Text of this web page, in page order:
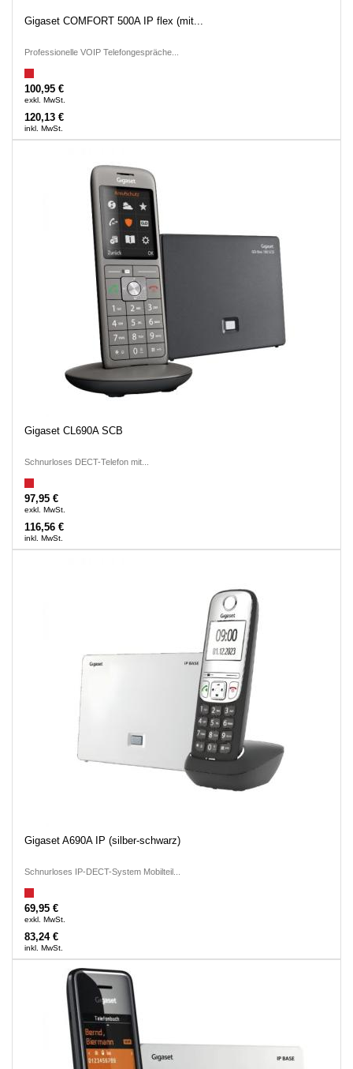
Gigaset COMFORT 500A IP flex (mit...
Professionelle VOIP Telefongespräche...
100,95 €
exkl. MwSt.
120,13 €
inkl. MwSt.
Gigaset CL690A SCB
Schnurloses DECT-Telefon mit...
97,95 €
exkl. MwSt.
116,56 €
inkl. MwSt.
Gigaset A690A IP (silber-schwarz)
Schnurloses IP-DECT-System Mobilteil...
69,95 €
exkl. MwSt.
83,24 €
inkl. MwSt.